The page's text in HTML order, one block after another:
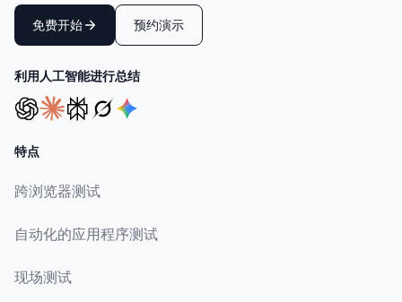
免费开始 预约演示
利用人工智能进行总结
特点
跨浏览器测试
自动化的应用程序测试
现场测试